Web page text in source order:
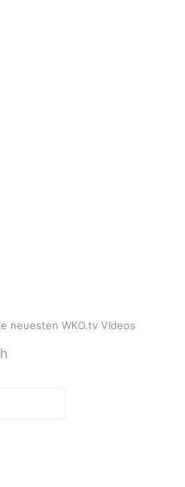
neuesten WKO.tv Videos